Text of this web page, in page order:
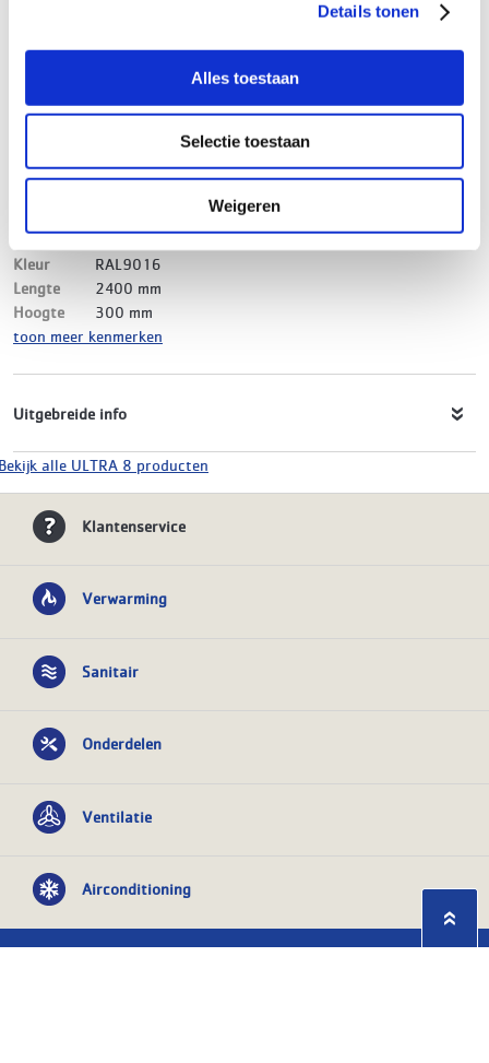
Details tonen
Alles toestaan
Selectie toestaan
Weigeren
Kenmerken
EAN-Code
8719999018324
Paneelradiator
Serie
ULTRA 8 Compact
Materiaal
Staal
Kleur
RAL9016
Lengte
2400 mm
Hoogte
300 mm
toon meer kenmerken
Uitgebreide info
alle ULTRA 8 producten
Klantenservice
Verwarming
Sanitair
Onderdelen
Ventilatie
Airconditioning